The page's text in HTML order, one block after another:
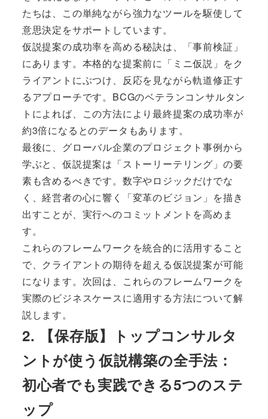
たちは、この単純ながら強力なツールを駆使して
意思決定をサポートしています。
仮説提案の成功率を高める秘訣は、「事前検証」
にあります。本格的な提案前に「ミニ仮説」をク
ライアントにぶつけ、反応を見ながら軌道修正す
るアプローチです。BCGのベテランコンサルタン
トによれば、この方法により最終提案の成功率が
約3倍になるとのデータもあります。
最後に、グローバル企業のプロジェクト事例から
学ぶと、仮説提案は「ストーリーテリング」の要
素も含めるべきです。数字やロジックだけでな
く、経営者の心に響く「変革のビジョン」を描き
出すことが、実行へのコミットメントを高めま
す。
これらのフレームワークを統合的に活用すること
で、クライアントの期待を超える仮説提案が可能
になります。次回は、これらのフレームワークを
実際のビジネスケースに適用する方法について解
説します。
2. 【保存版】トップコンサルタ
ントが使う仮説構築の全手法：
初心者でも実践できる5つのステ
ップ